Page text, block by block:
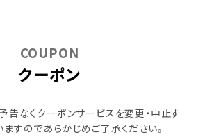
クーポン
COUPON
なくクーポンサービスを変更・中止す
すのであらかじめご了承ください。